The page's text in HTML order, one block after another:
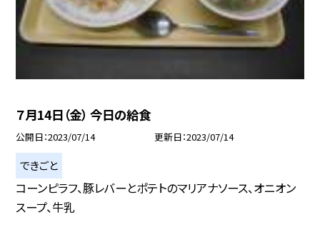
７月14日（金） 今日の給食
公開日 2023/07/14 更新日 2023/07/14
できごと
コーンピラフ、豚レバーとポテトのマリアナソース、オニオン
スープ、牛乳